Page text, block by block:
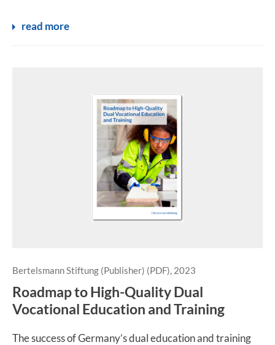
read more
Bertelsmann Stiftung (Publisher) (PDF), 2023
Roadmap to High-Quality Dual
Vocational Education and Training
The success of Germany’s dual education and training